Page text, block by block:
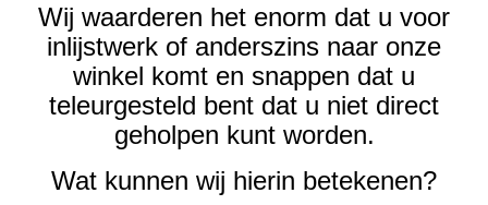
Wij waarderen het enorm dat u voor
inlijstwerk of anderszins naar onze
winkel komt en snappen dat u
teleurgesteld bent dat u niet direct
geholpen kunt worden.
Wat kunnen wij hierin betekenen?